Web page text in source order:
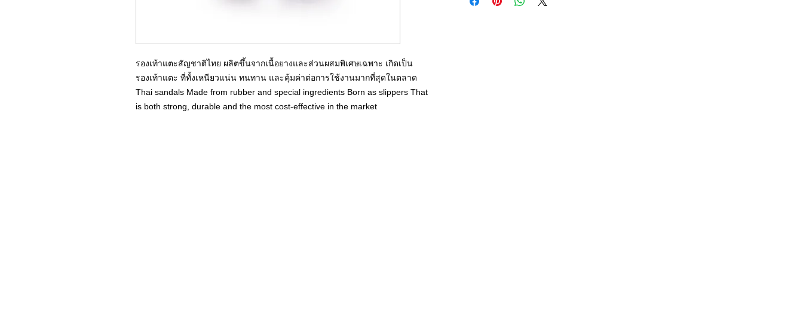
รองเท้าแตะสัญชาติไทย ผลิตขึ้นจากเนื้อยางและส่วนผสมพิเศษเฉพาะ เกิดเป็น
รองเท้าแตะ ที่ทั้งเหนียวแน่น ทนทาน และคุ้มค่าต่อการใช้งานมากที่สุดในตลาด
Thai sandals Made from rubber and special ingredients Born as slippers That
is both strong, durable and the most cost-effective in the market